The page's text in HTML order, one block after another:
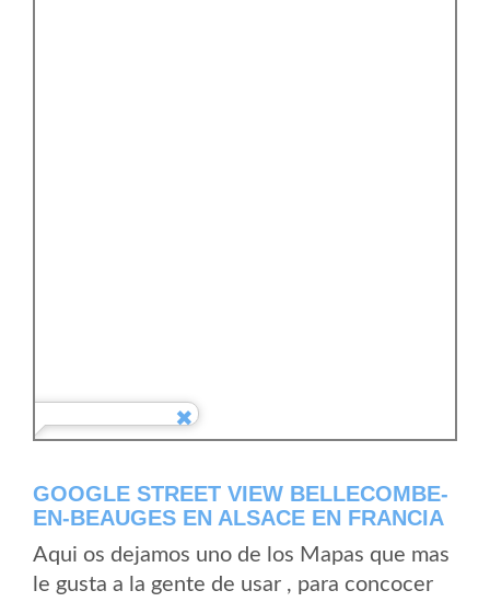
GOOGLE STREET VIEW BELLECOMBE-
EN-BEAUGES EN ALSACE EN FRANCIA
Aqui os dejamos uno de los Mapas que mas
le gusta a la gente de usar , para concocer